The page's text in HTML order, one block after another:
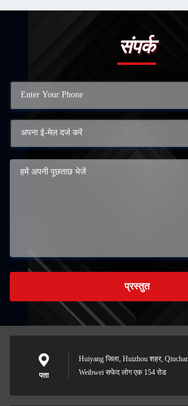
संपर्क
प्रस्तुत
पता
Huiyang जिला, Huizhou शहर,
Weibwei सफेद लोग एक 154 रोड